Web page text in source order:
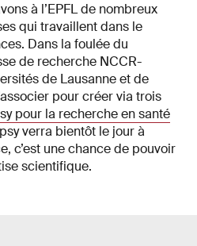
à l’EPFL de nombreux
qui travaillent dans le
Dans la foulée du
de recherche NCCR-
de Lausanne et de
pour créer via trois
pour la recherche en santé
verra bientôt le jour à
c’est une chance de pouvoir
scientifique.